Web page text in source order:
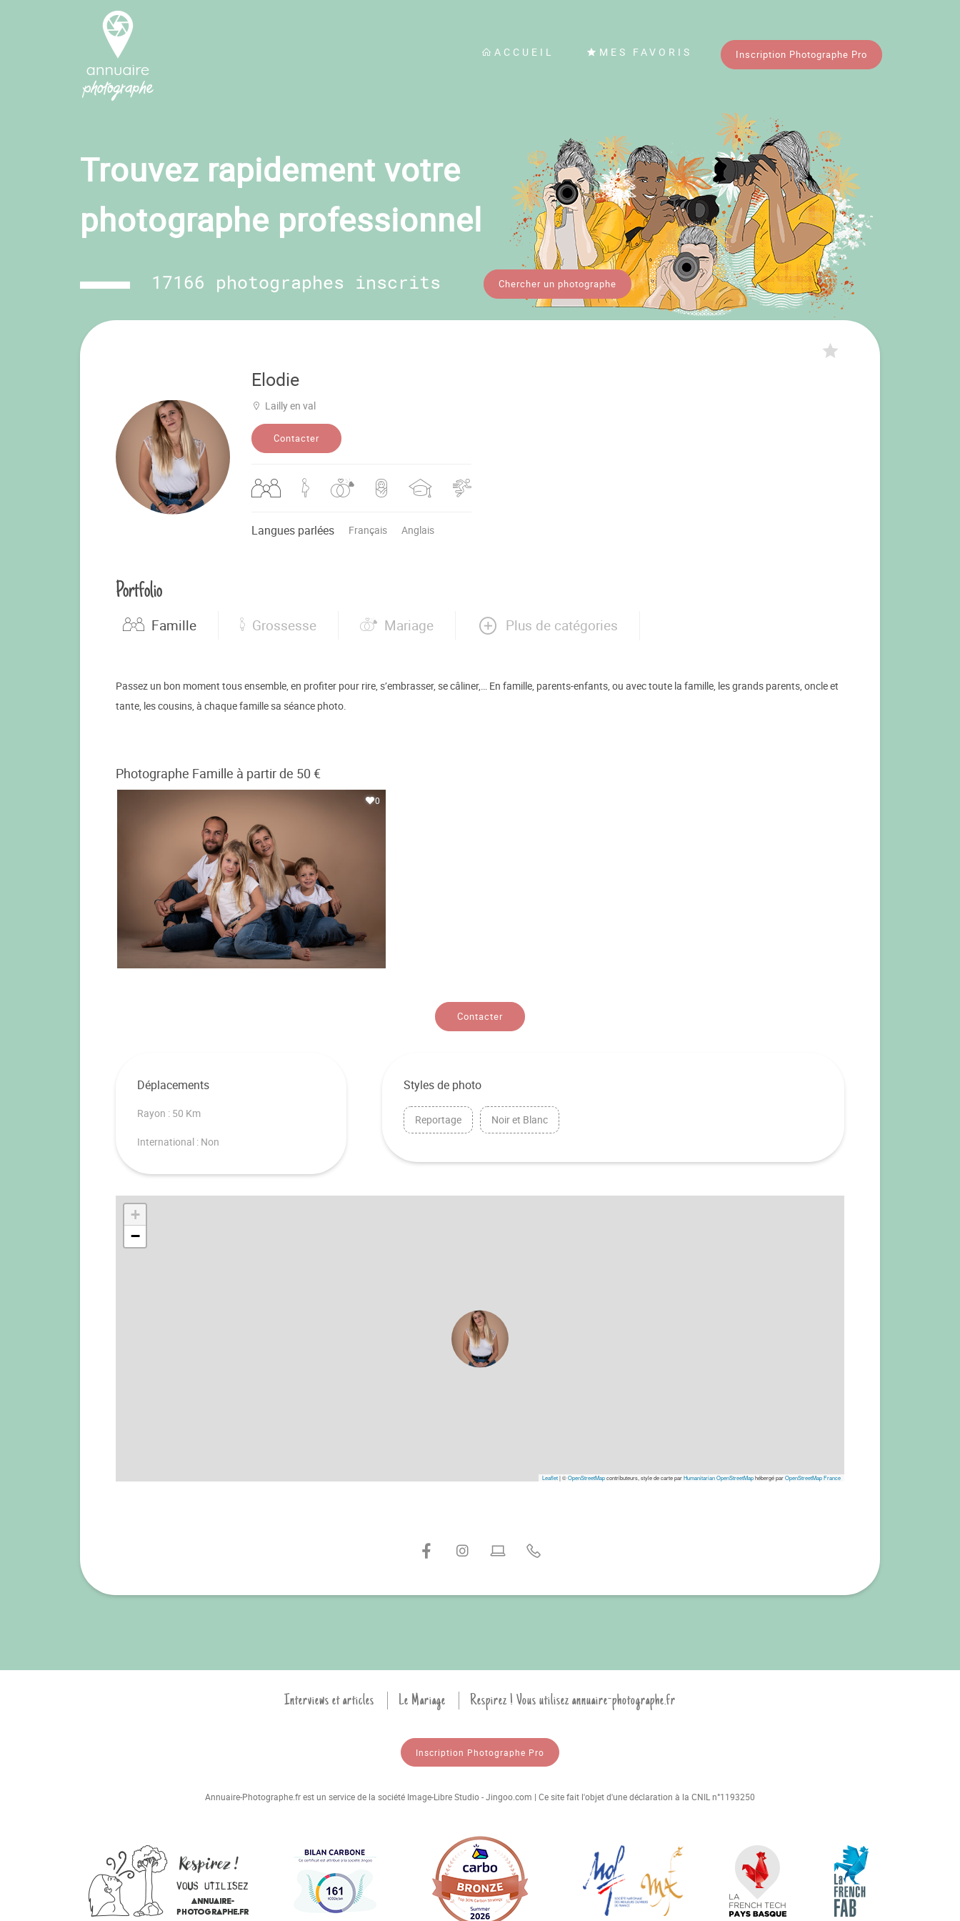
ACCUEIL MES FAVORIS Inscription Photographe Pro
Trouvez rapidement votre
photographe professionnel
17166 photographes inscrits Chercher un photographe
Elodie
Lailly en val
Contacter
Langues parlées Français Anglais
Portfolio
Famille Grossesse Mariage Plus de catégories
Passez un bon moment tous ensemble, en profiter pour rire, s’embrasser, se câliner,… En famille, parents-enfants, ou avec toute la famille, les grands parents, oncle et
tante, les cousins, à chaque famille sa séance photo.
Photographe Famille à partir de 50 €
0
Contacter
Déplacements
Rayon : 50 Km
International : Non
Styles de photo
Reportage Noir et Blanc
+
−
Leaflet|©OpenStreetMapcontributeurs, style de carte parHumanitarian OpenStreetMaphébergé parOpenStreetMap France
Interviews et articles Le Mariage Respirez ! Vous utilisez annuaire-photographe.fr
Inscription Photographe Pro
Annuaire-Photographe.fr est un service de la société Image-Libre Studio - Jingoo.com | Ce site fait l'objet d'une déclaration à la CNIL n°1193250